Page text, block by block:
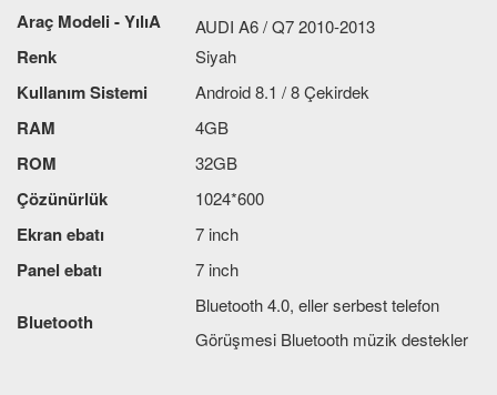
Araç Modeli - YılıA AUDI A6 / Q7 2010-2013
Renk Siyah
Kullanım Sistemi Android 8.1 / 8 Çekirdek
RAM 4GB
ROM 32GB
Çözünürlük 1024*600
Ekran ebatı 7 inch
Panel ebatı 7 inch
Bluetooth
Bluetooth 4.0, eller serbest telefon
Görüşmesi Bluetooth müzik destekler